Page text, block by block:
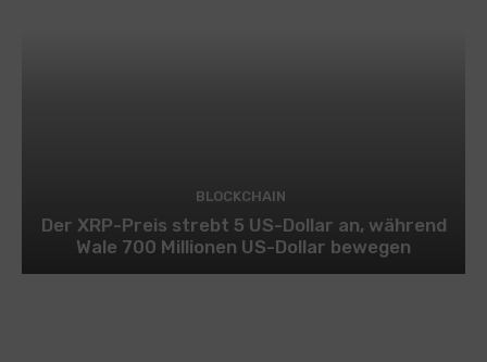
BLOCKCHAIN
Der XRP-Preis strebt 5 US-Dollar an, während
Wale 700 Millionen US-Dollar bewegen